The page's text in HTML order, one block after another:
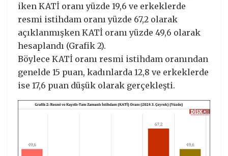
iken KATİ oranı yüzde 19,6 ve erkeklerde
resmi istihdam oranı yüzde 67,2 olarak
açıklanmışken KATİ oranı yüzde 49,6 olarak
hesaplandı (Grafik 2).
Böylece KATİ oranı resmi istihdam oranından
genelde 15 puan, kadınlarda 12,8 ve erkeklerde
ise 17,6 puan düşük olarak gerçekleşti.